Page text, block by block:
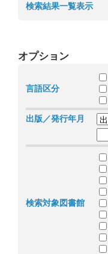
検索結果一覧表示
オプション
言語区分
出版／発行年月
検索対象図書館